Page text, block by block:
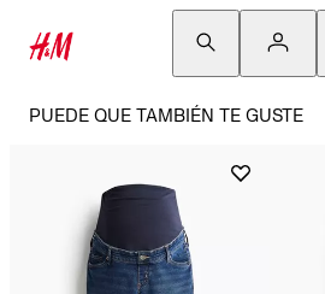
PUEDE QUE TAMBIÉN TE GUSTE